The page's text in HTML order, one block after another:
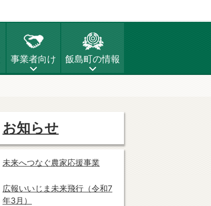
事業者向け 飯島町の情報
お知らせ
未来へつなぐ農家応援事業
広報いいじま未来飛行（令和7
年3月）